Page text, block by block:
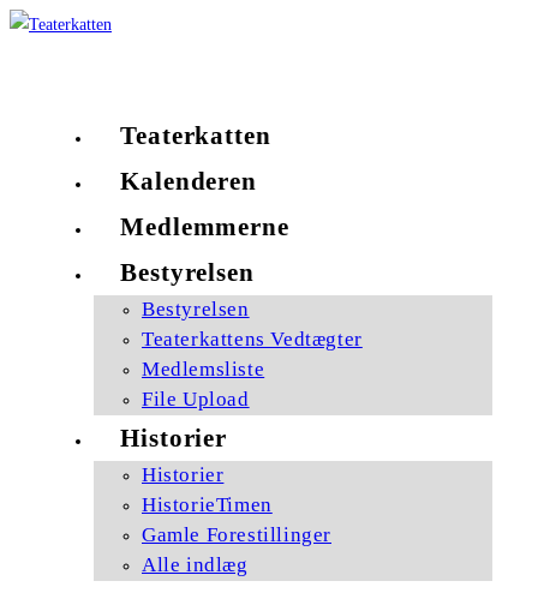
Skip
Teaterkatten
Kalenderen
Medlemmerne
Bestyrelsen
Bestyrelsen
Teaterkattens Vedtægter
Medlemsliste
File Upload
Historier
Historier
HistorieTimen
Gamle Forestillinger
Alle indlæg